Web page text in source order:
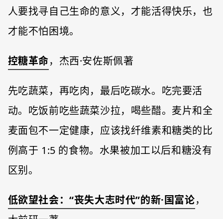
人要找寻自己生命的意义，才能活得快乐，也
才能不怕困境。
控糖革命，杰西·安佐斯佩著
先吃蔬菜，再吃肉，最后吃碳水。吃完要活
动。吃饭前吃些蔬菜沙拉，喝些醋。麦片和全
麦面包不一定健康，应该找纤维素和糖类的比
例高于 1:5 的食物。水果被加工以后和糖没有
区别。
低欲望社会：“丧失大志时代”的新·国富论，